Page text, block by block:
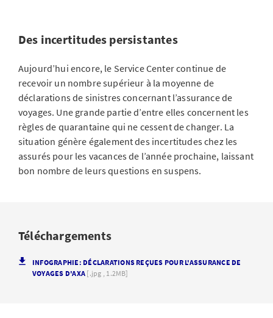
Des incertitudes persistantes
Aujourd’hui encore, le Service Center continue de
recevoir un nombre supérieur à la moyenne de
déclarations de sinistres concernant l’assurance de
voyages. Une grande partie d’entre elles concernent les
règles de quarantaine qui ne cessent de changer. La
situation génère également des incertitudes chez les
assurés pour les vacances de l’année prochaine, laissant
bon nombre de leurs questions en suspens.
Téléchargements
INFOGRAPHIE: DÉCLARATIONS REÇUES POUR L'ASSURANCE DE
VOYAGES D'AXA [.jpg , 1.2MB]